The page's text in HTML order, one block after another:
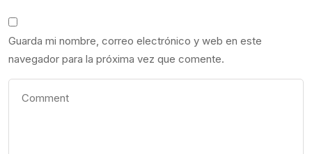
Guarda mi nombre, correo electrónico y web en este
navegador para la próxima vez que comente.